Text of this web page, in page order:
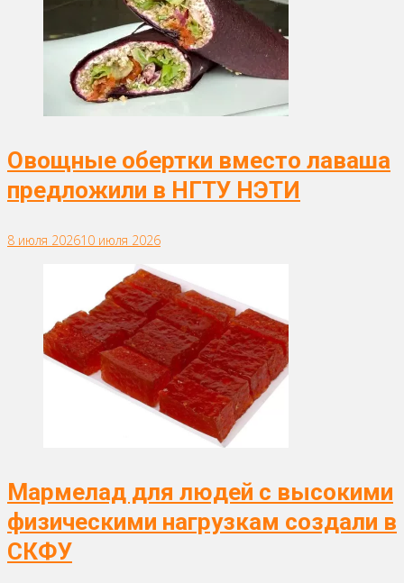
Овощные обертки вместо лаваша
предложили в НГТУ НЭТИ
8 июля 202610 июля 2026
Мармелад для людей с высокими
физическими нагрузкам создали в
СКФУ